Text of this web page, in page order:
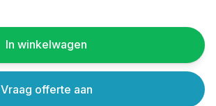
In winkelwagen
Vraag offerte aan